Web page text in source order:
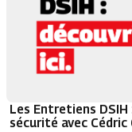
Les Entretiens
sécurité avec Cédric